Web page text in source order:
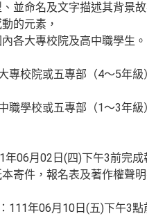
並命名及文字描述其背景
的元素，
各大專校院及高中職學生。
專校院或五專部（4～5年級
職學校或五專部（1～3年級
年06月02日(四)下午3前完成
寄件，報名表及著作權聲
111年06月10日(五)下午3點